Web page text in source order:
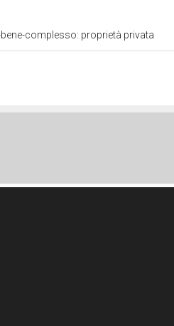
complesso: proprietà privata